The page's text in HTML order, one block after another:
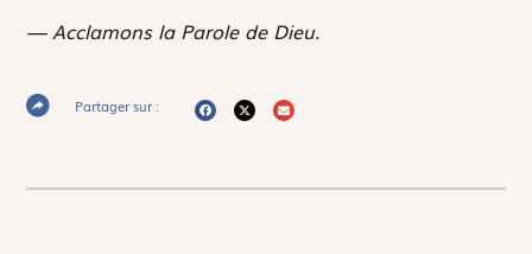
— Acclamons la Parole de Dieu.
Partager sur :